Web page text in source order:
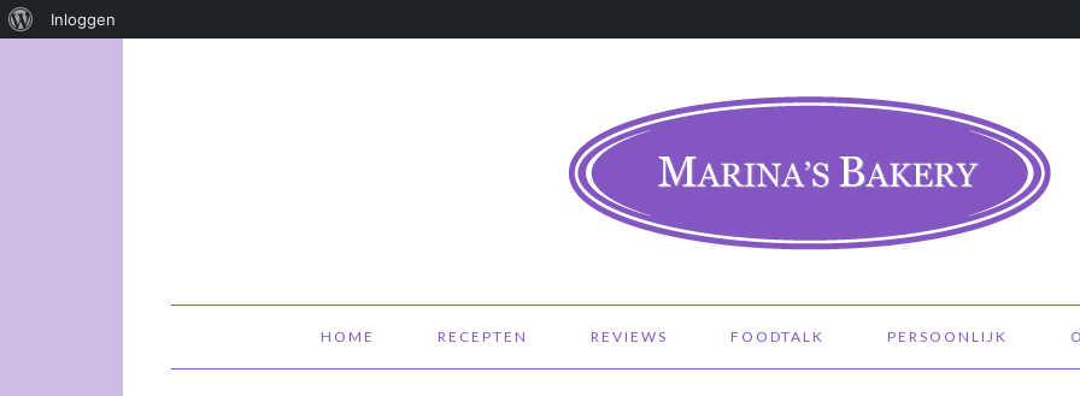
Over
Inloggen
HOME RECEPTEN REVIEWS FOODTALK PERSOONLIJK